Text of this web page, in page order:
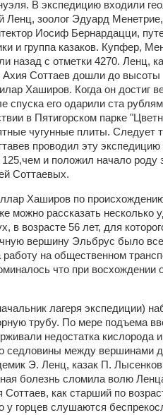
В экспедицию входили
зоолог Эдуард
Иосиф Бернардацци,
и группа казаков. Купфер,
назад с отметки 4270. Ленц,
Ахия Соттаев дошли до высоты
Хаширов. Когда он достиг
спуска его одарили ста
в Пятигорском парке
чугунные плиты. Следует
проводил эту экспедицию
125,чем и положил начало роду
Соттаевых.
Хаширов по
можно рассказать несколько
в возрасте 56 лет, для
вершину Эльбрус было
на общественном
что при восхождении
лагеря экспедиции)
трубу. По мере подъема
недостатка кислорода и
седловины между вершинами
Э. Ленц, казак П.
болезнь сломила волю
как старший по
у горцев слушаются